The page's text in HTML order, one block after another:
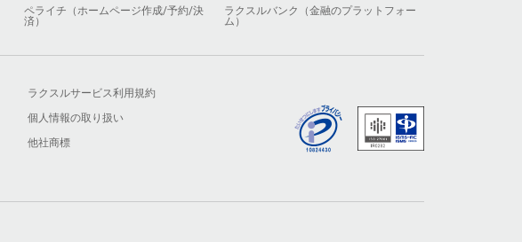
ペライチ（ホームページ作成/予約/決
済）
ラクスルバンク（金融のプラットフォー
ム）
ラクスルサービス利用規約
個人情報の取り扱い
他社商標